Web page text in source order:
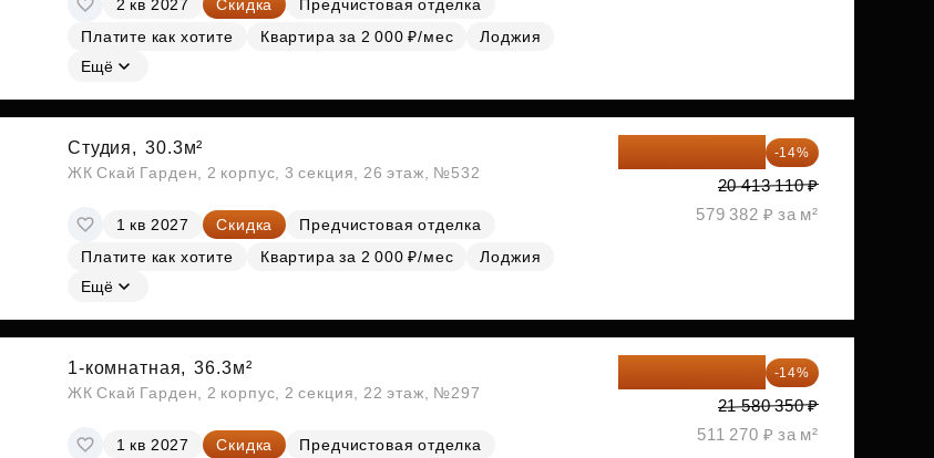
Субсидии
2 кв 2027 Скидка
Предчистовая отделка
Платите как хотите
Квартира за 2 000 ₽/мес
Лоджия
Ещё
Студия, 30.3м²
ЖК Скай Гарден, 2 корпус, 3 секция, 26 этаж, №532
1 кв 2027 Скидка
Предчистовая отделка
Платите как хотите
Квартира за 2 000 ₽/мес
Лоджия
Ещё
-14%
20 413 110 ₽
579 382 ₽ за м²
1-комнатная, 36.3м²
ЖК Скай Гарден, 2 корпус, 2 секция, 22 этаж, №297
1 кв 2027 Скидка
Предчистовая отделка
-14%
21 580 350 ₽
511 270 ₽ за м²